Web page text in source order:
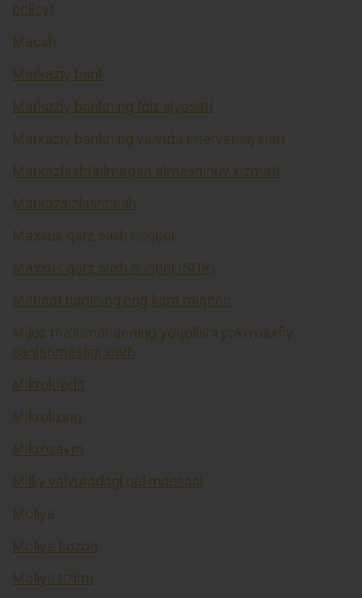
policy)
Maosh
Markaziy bank
Markaziy bankning foiz siyosati
Markaziy bankning valyuta intervensiyalari
Markazlashtirilmagan almashinuv xizmati
Markazsizlashtirish
Maxsus qarz olish huquqi
Maxsus qarz olish huquqi (SDR)
Mehnat haqining eng kam miqdori
Mijoz ma'lumotlarining yo'qolishi yoki maxfiy
saqlanmasligi xavfi
Mikrokredit
Mikrolizing
Mikrozaym
Milliy valyutadagi pul massasi
Moliya
Moliya bozori
Moliya tizimi